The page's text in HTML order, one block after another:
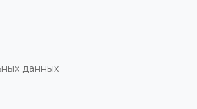
данных